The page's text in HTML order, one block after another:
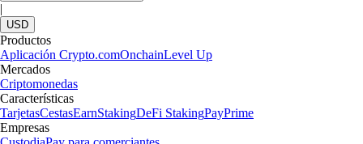
|
USD
Productos
Aplicación Crypto.comOnchainLevel Up
Mercados
Criptomonedas
Características
TarjetasCestasEarnStakingDeFi StakingPayPrime
Empresas